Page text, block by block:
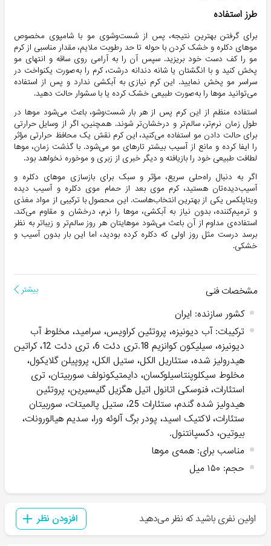
طرز استفاده
برای گرفتن بهترین نتیجه، پس از شست‌وشوی مو با شامپوی مخصوص
موهای دکلره و خشک کردن با حوله تا حد رطوبت ملایم، مقدار مناسبی از کرم
مو را کف دست خود بریزید. سپس آن را به آرامی روی ساقه و انتهای مو
پخش کنید و با انگشتان یا شانه دندانه درشت، کرم را به‌صورت یکنواخت در
سراسر مو پخش نمایید. این کرم نیازی به آبکشی ندارد و پس از استفاده
می‌توانید موها را به‌صورت طبیعی خشک کرده یا با سشوار حالت دهید.
استفاده منظم از این کرم پس از هر بار شست‌وشو، باعث می‌شود موها در
طول زمان نرم‌تر، سالم‌تر و درخشان‌تر شوند. همچنین، اگر از وسایل حرارتی
برای حالت دادن مو استفاده می‌کنید، این کرم نقش یک محافظ حرارتی مؤثر
را ایفا کرده و مانع از آسیب بیشتر تارهای مو می‌شود. با گذشت زمان، موها
لطافت طبیعی خود را بازیافته و دیگر خبری از زبری و موخوره نخواهد بود.
اگر به دنبال راه‌حلی سریع، مؤثر و سبک برای بازسازی موهای دکلره و
آسیب‌دیده‌تان هستید، کرم موی بعد از حمام موی دکلره و آسیب دیده
ویتاپلکس یکی از بهترین انتخاب‌هاست. این محصول با ترکیبی از مواد مغذی
و ترمیم‌کننده، بدون نیاز به آبکشی، موها را نرم، درخشان و مقاوم می‌کند.
استفاده‌ی مداوم از آن باعث می‌شود موهایتان هر روز سالم‌تر و زیباتر به نظر
برسد درست مثل روز اولی که دکلره کرده بودید، اما این بار بدون آسیب و
خشکی.
مشخصات فنی بیشتر
کشور سازنده: ایران
ترکیبات:آب دیونیزه، پروتئین کراویس، سرامید، مخلوط آب
دیونیزه، سیلیکون کوانزیم 18.تری دئت 6، تری دئت 12، کراتین
هیدرولیز شده، ستئاریل الکل، ستیل الکل، پروپیلن گلایکول،
مخلوط سیکلوپنتاسیلوکسان، دایمتیکونولف سوربیتان، تری
استئارات، فنوسکی اتانول اتیل هگزیل گلیسیرین، پروتئین
هیدولیز شده گندم، ستئارات 25، ستیل پالمیتات، سوربیتان
ستئارات، لاکتیک اسید، پودر برگ آلوئه ورا، سدیم هیالورونات،
بیوتین، دکسپانتنول.
مناسب برای: همه‌ی موها
حجم: ۱۵۰ میل
اولین نفری باشید که نظر می‌دهید افزودن نظر